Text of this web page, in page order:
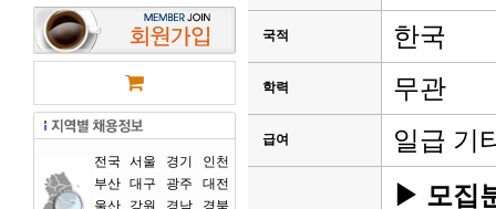
전국 서울 경기
인천
부산 대구 광주
대전
울산
강원 경남
경북
국적 한국
학력 무관
급여 일급 기
▶ 모집